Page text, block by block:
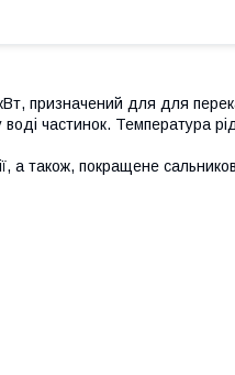
призначений для для
частинок. Температура
а також, покращене